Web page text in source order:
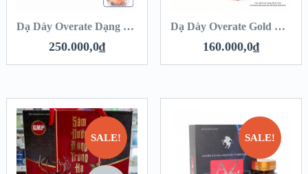
Dạ Dày Overate Dạng Viên Chính Hãng Hộp 40 viên– Hỗ Trợ Giảm Acid, Bảo Vệ Niêm Mạc Dạ Dày
250.000,0₫
Dạ Dày Overate Gold Hộp 20 Gói – Hỗ Trợ Giảm Trào Ngược, Viêm Loét Dạ Dày
160.000,0₫
SALE! SALE!